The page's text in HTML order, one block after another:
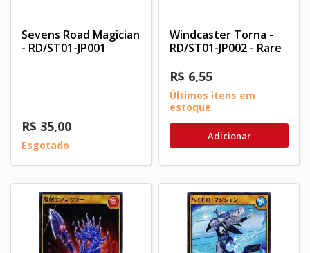
Sevens Road Magician
- RD/ST01-JP001
R$ 35,00
Esgotado
Windcaster Torna -
RD/ST01-JP002 - Rare
R$ 6,55
Últimos itens em
estoque
Adicionar